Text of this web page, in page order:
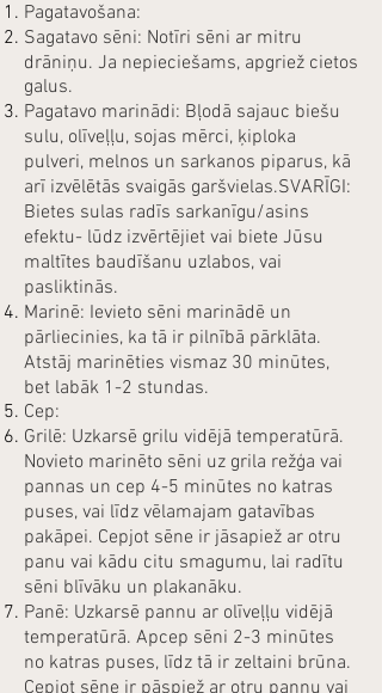
Pagatavošana:
Sagatavo sēni: Notīri sēni ar mitru
drāniņu. Ja nepieciešams, apgriež cietos
galus.
Pagatavo marinādi: Bļodā sajauc biešu
sulu, olīveļļu, sojas mērci, ķiploka
pulveri, melnos un sarkanos piparus, kā
arī izvēlētās svaigās garšvielas.SVARĪGI:
Bietes sulas radīs sarkanīgu/asins
efektu- lūdz izvērtējiet vai biete Jūsu
maltītes baudīšanu uzlabos, vai
pasliktinās.
Marinē: Ievieto sēni marinādē un
pārliecinies, ka tā ir pilnībā pārklāta.
Atstāj marinēties vismaz 30 minūtes,
bet labāk 1-2 stundas.
Cep:
Grilē: Uzkarsē grilu vidējā temperatūrā.
Novieto marinēto sēni uz grila režģa vai
pannas un cep 4-5 minūtes no katras
puses, vai līdz vēlamajam gatavības
pakāpei. Cepjot sēne ir jāsapiež ar otru
panu vai kādu citu smagumu, lai radītu
sēni blīvāku un plakanāku.
Panē: Uzkarsē pannu ar olīveļļu vidējā
temperatūrā. Apcep sēni 2-3 minūtes
no katras puses, līdz tā ir zeltaini brūna.
Cepjot sēne ir pāspiež ar otru pannu vai